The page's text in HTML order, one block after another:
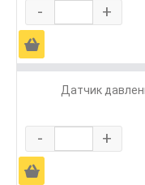
- +
Ä
Датчик
- +
Ä